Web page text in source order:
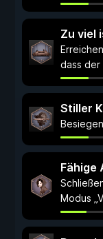
Zu viel
dass der
Stiller
Fähige
Modus